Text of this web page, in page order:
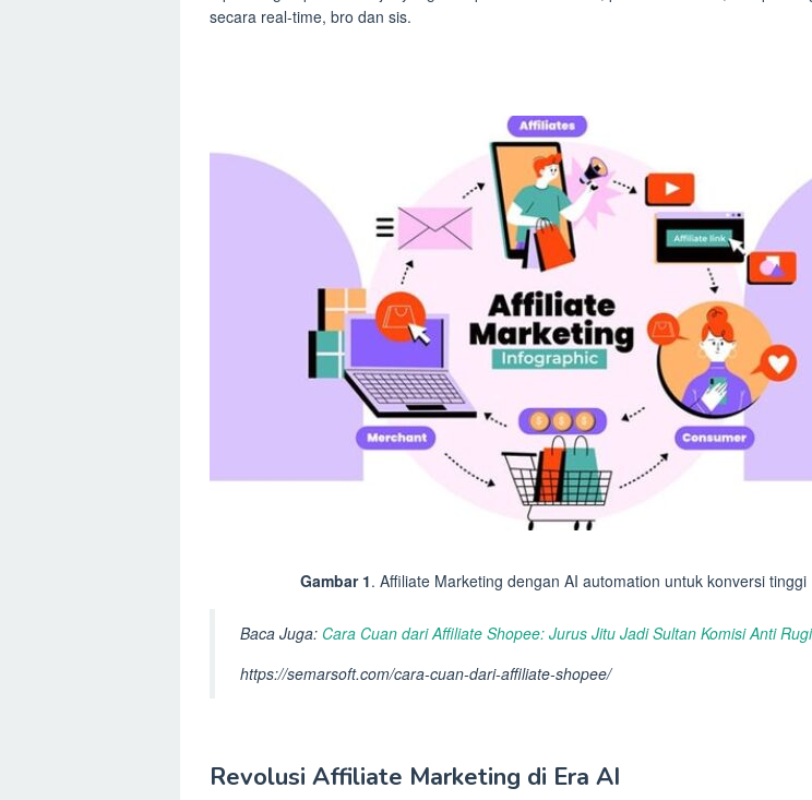
secara real-time, bro dan sis.
Gambar 1. Affiliate Marketing dengan AI automation untuk konversi tinggi
Baca Juga: Cara Cuan dari Affiliate Shopee: Jurus Jitu Jadi Sultan Komisi Anti
https://semarsoft.com/cara-cuan-dari-affiliate-shopee/
Revolusi Affiliate Marketing di Era AI